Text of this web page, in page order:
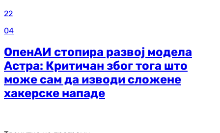
22
04
ОпенАИ стопира развој модела
Астра: Критичан због тога што
може сам да изводи сложене
хакерске нападе